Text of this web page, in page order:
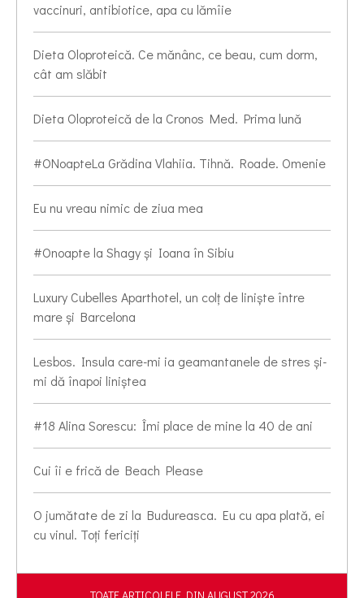
vaccinuri, antibiotice, apa cu lămîie
Dieta Oloproteică. Ce mănânc, ce beau, cum dorm,
cât am slăbit
Dieta Oloproteică de la Cronos Med. Prima lună
#ONoapteLa Grădina Vlahiia. Tihnă. Roade. Omenie
Eu nu vreau nimic de ziua mea
#Onoapte la Shagy și Ioana în Sibiu
Luxury Cubelles Aparthotel, un colț de liniște între
mare și Barcelona
Lesbos. Insula care-mi ia geamantanele de stres și-
mi dă înapoi liniștea
#18 Alina Sorescu: Îmi place de mine la 40 de ani
Cui îi e frică de Beach Please
O jumătate de zi la Budureasca. Eu cu apa plată, ei
cu vinul. Toți fericiți